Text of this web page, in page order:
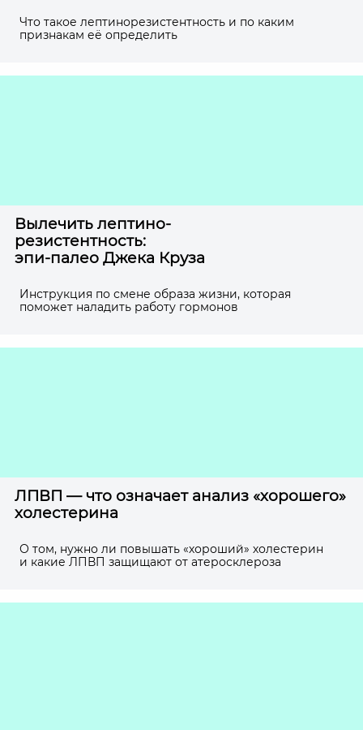
Что такое лептинорезистентность и по каким
признакам её определить
Вылечить лептино-
резистентность:
эпи-палео Джека Круза
Инструкция по смене образа жизни, которая
поможет наладить работу гормонов
ЛПВП — что означает анализ «хорошего»
холестерина
О том, нужно ли повышать «хороший» холестерин
и какие ЛПВП защищают от атеросклероза